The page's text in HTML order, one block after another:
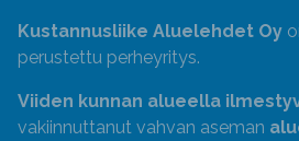
Kustannusliike Aluelehdet Oy
perustettu perheyritys.
Viiden kunnan alueella
vakiinnuttanut vahvan aseman